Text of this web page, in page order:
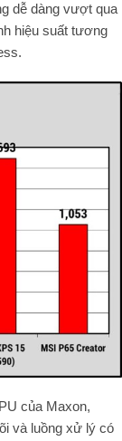
dễ dàng vượt qua
hiệu suất tương
của Maxon,
và luồng xử lý có